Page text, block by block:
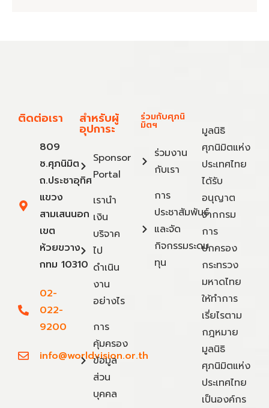
ติดต่อเรา
809
ซ.ศุภนิมิต
ถ.ประชาอุทิศ
แขวง
สามเสนนอก
เขต
ห้วยขวาง
กทม 10310
02-
022-
9200
info@worldvision.or.th
สำหรับผู้
อุปการะ
Sponsor
Portal
เรานำ
เงิน
บริจาค
ไป
ดำเนิน
งาน
อย่างไร
การ
คุ้มครอง
ข้อมูล
ส่วน
บุคคล
ร่วมกับศุภนิ
มิตฯ
ร่วมงาน
กับเรา
การ
ประชาสัมพันธ์
และจัด
กิจกรรมระดม
ทุน
มูลนิธิ
ศุภนิมิตแห่ง
ประเทศไทย
ได้รับ
อนุญาต
จากกรม
การ
ปกครอง
กระทรวง
มหาดไทย
ให้ทำการ
เรี่ยไรตาม
กฎหมาย
มูลนิธิ
ศุภนิมิตแห่ง
ประเทศไทย
เป็นองค์กร